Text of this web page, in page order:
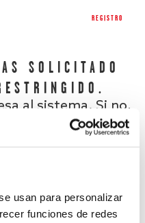
usan para personalizar
funciones de redes
REGISTRO
SOLICITADO
al sistema. Si no,